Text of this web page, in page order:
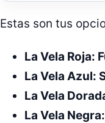
Estas son tus
La Vela Roja:
La Vela Azul:
La Vela
La Vela